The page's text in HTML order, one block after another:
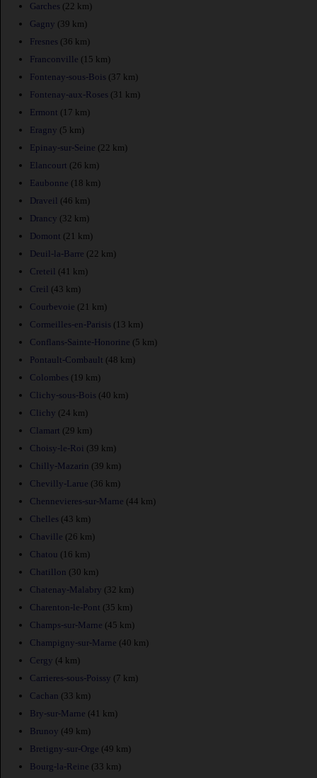
Garches (22 km)
Gagny (39 km)
Fresnes (36 km)
Franconville (15 km)
Fontenay-sous-Bois (37 km)
Fontenay-aux-Roses (31 km)
Ermont (17 km)
Eragny (5 km)
Epinay-sur-Seine (22 km)
Elancourt (26 km)
Eaubonne (18 km)
Draveil (46 km)
Drancy (32 km)
Domont (21 km)
Deuil-la-Barre (22 km)
Creteil (41 km)
Creil (43 km)
Courbevoie (21 km)
Cormeilles-en-Parisis (13 km)
Conflans-Sainte-Honorine (5 km)
Pontault-Combault (48 km)
Colombes (19 km)
Clichy-sous-Bois (40 km)
Clichy (24 km)
Clamart (29 km)
Choisy-le-Roi (39 km)
Chilly-Mazarin (39 km)
Chevilly-Larue (36 km)
Chennevieres-sur-Marne (44 km)
Chelles (43 km)
Chaville (26 km)
Chatou (16 km)
Chatillon (30 km)
Chatenay-Malabry (32 km)
Charenton-le-Pont (35 km)
Champs-sur-Marne (45 km)
Champigny-sur-Marne (40 km)
Cergy (4 km)
Carrieres-sous-Poissy (7 km)
Cachan (33 km)
Bry-sur-Marne (41 km)
Brunoy (49 km)
Bretigny-sur-Orge (49 km)
Bourg-la-Reine (33 km)